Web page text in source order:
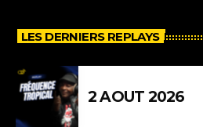
LES DERNIERS REPLAYS
2 AOUT 2026